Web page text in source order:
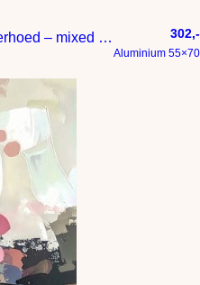
kleurig portret – vrouw met zomerhoed – mixed media 302,-
Aluminium 55×70